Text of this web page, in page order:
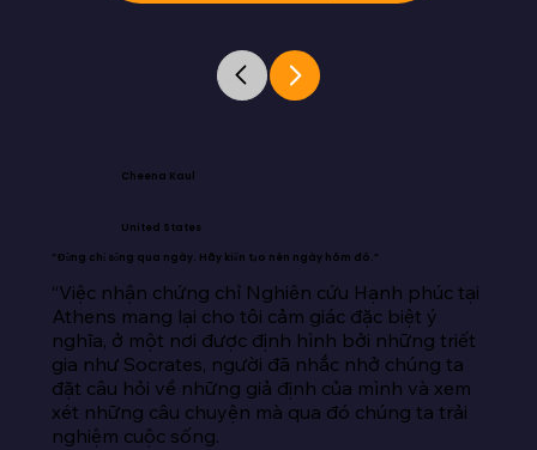
Cheena Kaul
United States
“Đừng chỉ sống qua ngày. Hãy kiến tạo nên ngày hôm đó.”
“Việc nhận chứng chỉ Nghiên cứu Hạnh phúc tại
Athens mang lại cho tôi cảm giác đặc biệt ý
nghĩa, ở một nơi được định hình bởi những triết
gia như Socrates, người đã nhắc nhở chúng ta
đặt câu hỏi về những giả định của mình và xem
xét những câu chuyện mà qua đó chúng ta trải
nghiệm cuộc sống.